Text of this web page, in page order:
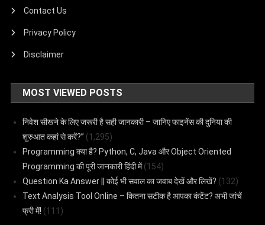
Contact Us
Privacy Policy
Disclaimer
MOST VIEWED POSTS
निवेश सीखने के लिए जरूरी है सही जानकारी – जानिए फाइनेंस की दुनिया की
शुरुआत कहां से करें?” (1,295)
Programming क्या है? Python, C, Java और Object Oriented
Programming की पूरी जानकारी हिंदी में (154)
Question Ka Answer || कोई भी सवाल का जवाब देखें और लिखें? (132)
Text Analysis Tool Online – कितना सटीक है आपका कंटेंट? अभी जांचें
फ्री में! (111)